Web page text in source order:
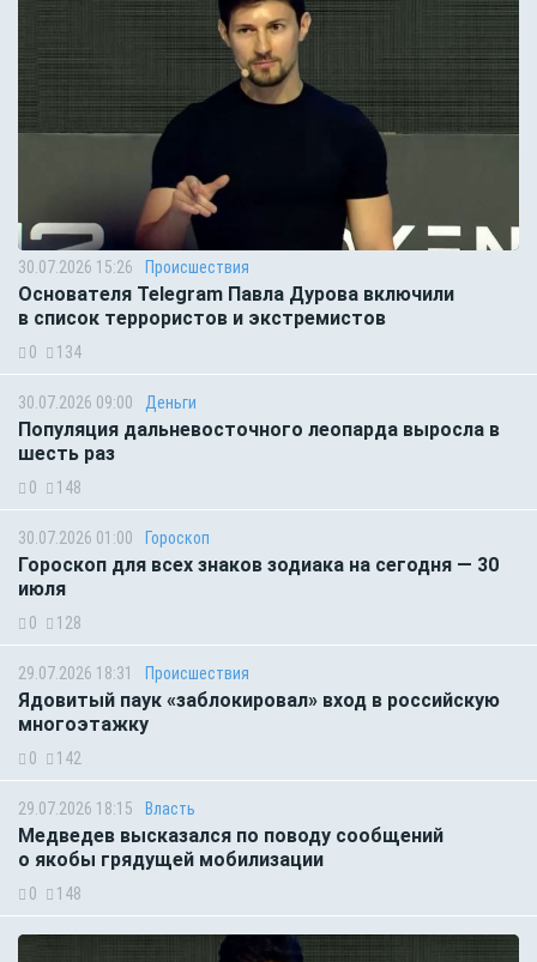
30.07.2026 15:26 Происшествия
Основателя Telegram Павла Дурова включили
в список террористов и экстремистов
0 134
30.07.2026 09:00 Деньги
Популяция дальневосточного леопарда выросла в
шесть раз
0 148
30.07.2026 01:00 Гороскоп
Гороскоп для всех знаков зодиака на сегодня — 30
июля
0 128
29.07.2026 18:31 Происшествия
Ядовитый паук «заблокировал» вход в российскую
многоэтажку
0 142
29.07.2026 18:15 Власть
Медведев высказался по поводу сообщений
о якобы грядущей мобилизации
0 148